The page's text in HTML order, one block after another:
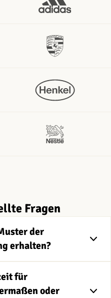
Fragen
der
erhalten?
für
oder